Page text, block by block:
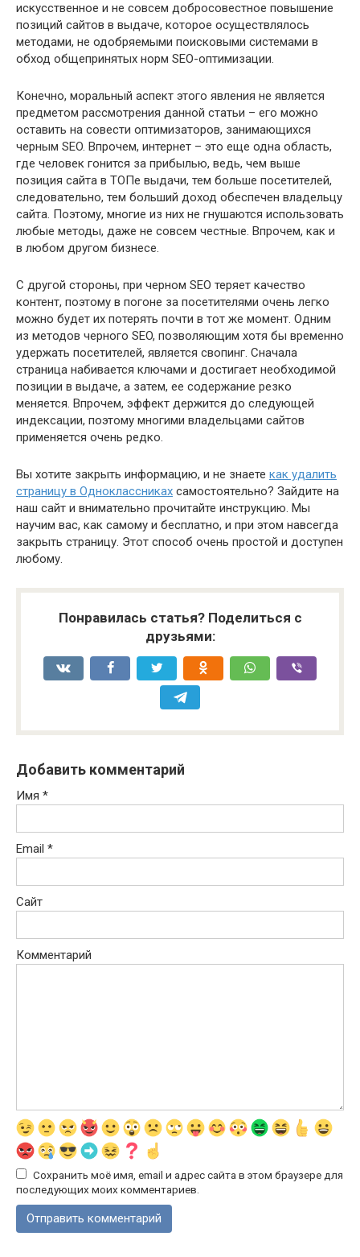
искусственное и не совсем добросовестное повышение
позиций сайтов в выдаче, которое осуществлялось
методами, не одобряемыми поисковыми системами в
обход общепринятых норм SEO-оптимизации.
Конечно, моральный аспект этого явления не является
предметом рассмотрения данной статьи – его можно
оставить на совести оптимизаторов, занимающихся
черным SEO. Впрочем, интернет – это еще одна область,
где человек гонится за прибылью, ведь, чем выше
позиция сайта в ТОПе выдачи, тем больше посетителей,
следовательно, тем больший доход обеспечен владельцу
сайта. Поэтому, многие из них не гнушаются использовать
любые методы, даже не совсем честные. Впрочем, как и
в любом другом бизнесе.
С другой стороны, при черном SEO теряет качество
контент, поэтому в погоне за посетителями очень легко
можно будет их потерять почти в тот же момент. Одним
из методов черного SEO, позволяющим хотя бы временно
удержать посетителей, является свопинг. Сначала
страница набивается ключами и достигает необходимой
позиции в выдаче, а затем, ее содержание резко
меняется. Впрочем, эффект держится до следующей
индексации, поэтому многими владельцами сайтов
применяется очень редко.
Вы хотите закрыть информацию, и не знаете как удалить
страницу в Одноклассниках самостоятельно? Зайдите на
наш сайт и внимательно прочитайте инструкцию. Мы
научим вас, как самому и бесплатно, и при этом навсегда
закрыть страницу. Этот способ очень простой и доступен
любому.
Понравилась статья? Поделиться с
друзьями:
Добавить комментарий
Имя *
Email *
Сайт
Комментарий
Сохранить моё имя, email и адрес сайта в этом браузере для
последующих моих комментариев.